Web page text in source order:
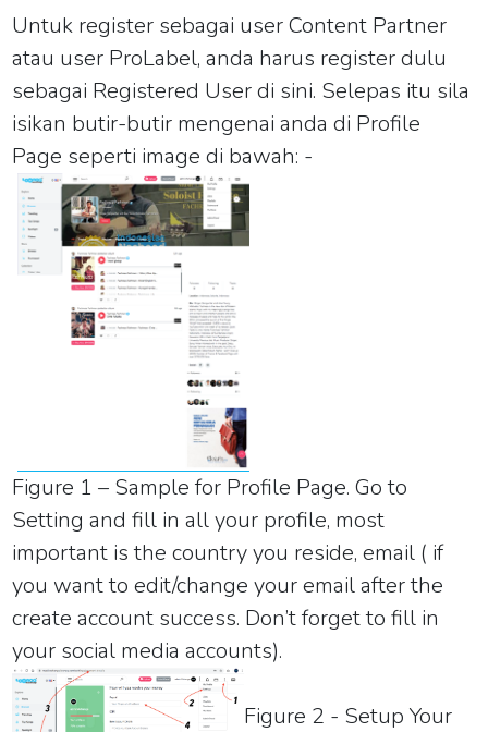
Untuk register sebagai user Content Partner
atau user ProLabel, anda harus register dulu
sebagai Registered User di sini. Selepas itu sila
isikan butir-butir mengenai anda di Profile
Page seperti image di bawah: -
Figure 1 – Sample for Profile Page. Go to
Setting and fill in all your profile, most
important is the country you reside, email ( if
you want to edit/change your email after the
create account success. Don’t forget to fill in
your social media accounts).
Figure 2 - Setup Your